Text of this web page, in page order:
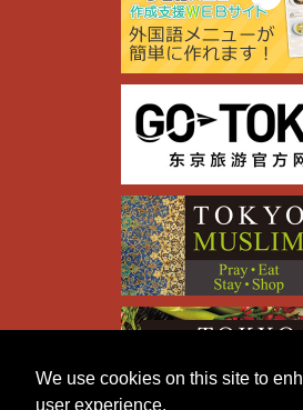
We use cookies on this site to
user experience.